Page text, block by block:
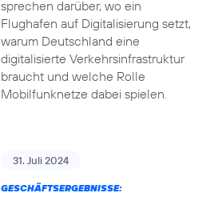
sprechen darüber, wo ein
Flughafen auf Digitalisierung setzt,
warum Deutschland eine
digitalisierte Verkehrsinfrastruktur
braucht und welche Rolle
Mobilfunknetze dabei spielen.
31. Juli 2024
GESCHÄFTSERGEBNISSE: